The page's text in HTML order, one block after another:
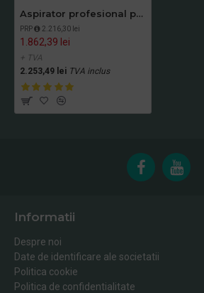
Aspirator profesional pentru hoteluri - aspirare uscata, Silentios, LABOMAT VAC 130E
PRP 2.216,30 lei
1.862,39 lei
+ TVA
2.253,49 lei TVA inclus
Informatii
Despre noi
Date de identificare ale societatii
Politica cookie
Politica de confidentialitate